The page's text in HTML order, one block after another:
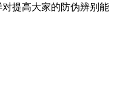
提高大家的防伪辨别能